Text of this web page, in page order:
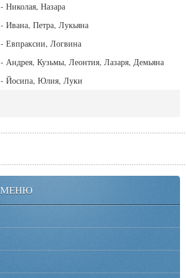
Николая, Назара
Ивана, Петра, Лукьяна
Евпраксии, Логвина
Андрея, Кузьмы, Леонтия, Лазаря, Демьяна
- Йосипа, Юлия, Луки
МЕНЮ